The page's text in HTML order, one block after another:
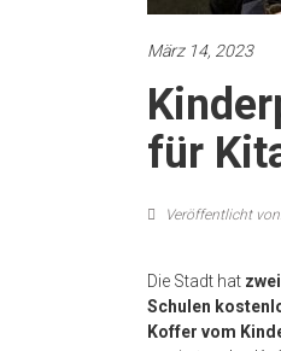
März 14, 2023
für
Veröffentlicht
Die Stadt hat
Schulen
Koffer vom